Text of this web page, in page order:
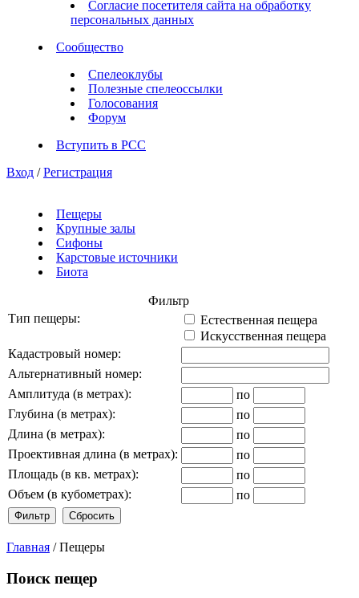
Согласие посетителя сайта на обработку
персональных данных
Сообщество
Спелеоклубы
Полезные спелеоссылки
Голосования
Форум
Вступить в РСС
Вход / Регистрация
Пещеры
Крупные залы
Сифоны
Карстовые источники
Биота
Фильтр
Тип пещеры:
Естественная пещера
Искусственная пещера
Кадастровый номер:
Альтернативный номер:
Амплитуда (в метрах):
по
Глубина (в метрах):
по
Длина (в метрах):
по
Проективная длина (в метрах):
по
Площадь (в кв. метрах):
по
Объем (в кубометрах):
по
Главная / Пещеры
Поиск пещер